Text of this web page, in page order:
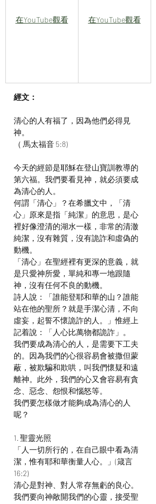
在YouTube觀看 在YouTube觀看
經文：
清心的人有福了，因為他們必得見
神。
（ 馬太福音 5:8)
今天的經節是耶穌在登山寶訓教導的
第六福。我們要看見神，就必須要成
為清心的人。
何謂「清心」？在希臘文中，「清
心」原來是指「純潔」的意思，是心
裡好像澄清的湖水一樣，非常的清澈
純潔，沒有雜質，沒有詭詐和虛偽的
動機。
「清心」在聖經裡有更深的意義，就
是只愛神所愛，單純和專一地跟隨
神，沒有任何不良的動機。
詩人說：「誰能登耶和華的山？誰能
站在他的聖所？就是手潔心清，不向
虛妄，起誓不懷詭詐的人。」惟經上
記着說：「人心比萬物都詭詐」。
我們要成為清心的人，是需要下工夫
的。因為我們的心很容易會被撒但蒙
蔽，被欺騙和欺哄，叫我們懷疑和遠
離神。此外，我們的心又會容易有貪
念、惡念、怨恨和惱怒等。
我們要怎樣做才能夠成為清心的人
呢？
1. 聖靈光照
「人一切所行的，在自己眼中看為清
潔，惟有耶和華衡量人心。」(箴言
16:2)
清心是對神、對人常存無虧的良心。
我們要向神敞開我們的心靈，接受聖